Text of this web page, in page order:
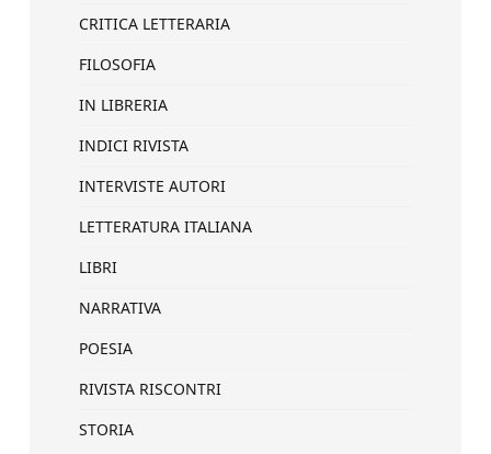
CRITICA LETTERARIA
FILOSOFIA
IN LIBRERIA
INDICI RIVISTA
INTERVISTE AUTORI
LETTERATURA ITALIANA
LIBRI
NARRATIVA
POESIA
RIVISTA RISCONTRI
STORIA